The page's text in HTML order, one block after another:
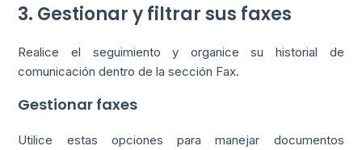
3. Gestionar y filtrar sus faxes
Realice el seguimiento y organice su historial de
comunicación dentro de la sección Fax.
Gestionar faxes
Utilice estas opciones para manejar documentos